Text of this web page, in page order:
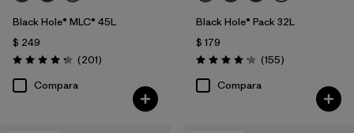
Black Hole® MLC® 45L
$ 249
Valoración: 4.3 / 5
(201Comentarios
)
Compara
Black Hole® Pack 32L
$ 179
Valoración: 4.2 / 5
(155Comentarios
)
Compara